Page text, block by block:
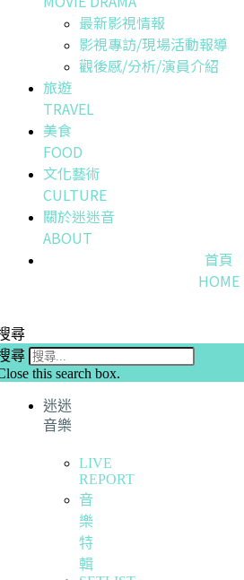
最新影視情報
影視專訪/現場活動報導
觀後感/分析/演員介紹
旅遊
TRAVEL
美食
FOOD
文化藝術
CULTURE
關於迷迷音
ABOUT
首頁
HOME
尋
尋
this search box.
迷迷
音樂
LIVE
REPORT
音
樂
特
輯